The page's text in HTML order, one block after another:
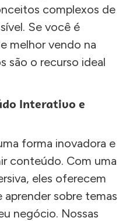
complexos de
Se você é
melhor vendo na
são o recurso ideal
Interativo e
forma inovadora e
conteúdo. Com uma
eles oferecem
aprender sobre temas
negócio. Nossas